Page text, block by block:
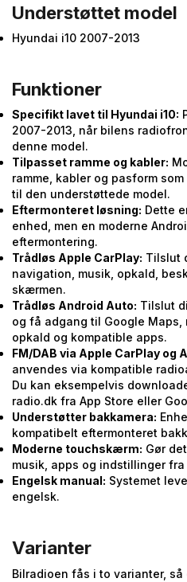
Understøttet model
Hyundai i10 2007-2013
Funktioner
Specifikt lavet til Hyundai i10:
2007-2013, når bilens
denne model.
Tilpasset ramme og kabler:
ramme, kabler og pasform
til den understøttede model.
Eftermonteret løsning: Dette
enhed, men en moderne
eftermontering.
Trådløs Apple CarPlay: Tilslut
navigation, musik, opkald,
skærmen.
Trådløs Android Auto: Tilslut
og få adgang til Google
opkald og kompatible apps.
FM/DAB via Apple CarPlay og
anvendes via kompatible
Du kan eksempelvis
radio.dk fra App Store eller
Understøtter bakkamera:
kompatibelt eftermonteret
Moderne touchskærm: Gør
musik, apps og indstillinger
Engelsk manual: Systemet
engelsk.
Varianter
Bilradioen fås i to varianter,